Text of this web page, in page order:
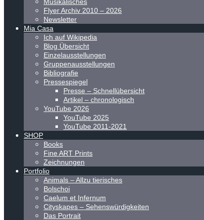
Flyer Archiv 2010 – 2026
Newsletter
Mia Casa
Ich auf Wikipedia
Blog Übersicht
Einzelausstellungen
Gruppenausstellungen
Bibliografie
Pressespiegel
Presse – Schnellübersicht
Artikel – chronologisch
YouTube 2026
YouTube 2025
YouTube 2011-2021
SHOP
Books
Fine ART Prints
Zeichnungen
Portfolio
Animals – Allzu tierisches
Bolschoi
Caelum et Infernum
Cityskapes – Sehenswürdigkeiten
Das Portrait